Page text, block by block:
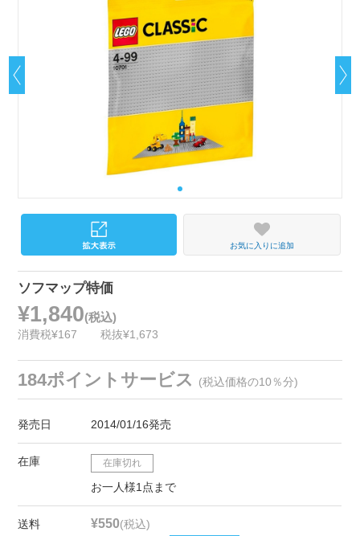
お気に入りに追加
ソフマップ特価
¥1,840(税込)
消費税¥167 税抜¥1,673
184ポイントサービス (税込価格の10％分)
発売日 2014/01/16発売
在庫 在庫切れ
お一人様1点まで
送料 ¥550(税込)